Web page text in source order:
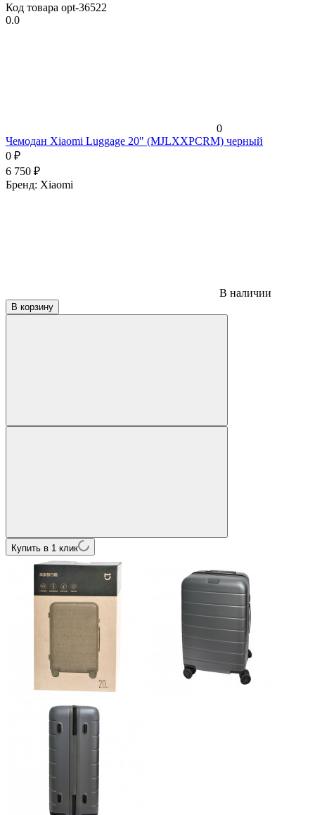
Код товара opt-36522
0.0
0
Чемодан Xiaomi Luggage 20" (MJLXXPCRM) черный
0 ₽
6 750 ₽
Бренд: Xiaomi
В наличии
В корзину
Купить в 1 клик